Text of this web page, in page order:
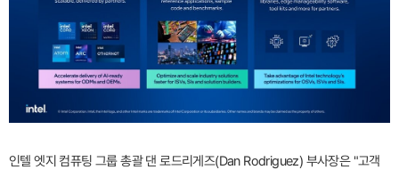
인텔 엣지 컴퓨팅 그룹 총괄 댄 로드리게즈(Dan Rodriguez) 부사장은 "고객